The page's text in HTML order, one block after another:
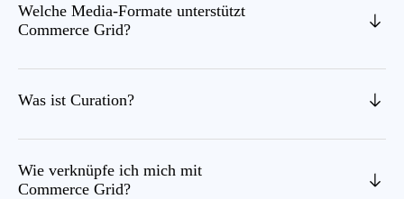
Welche Media-Formate unterstützt
Commerce Grid?
Was ist Curation?
Wie verknüpfe ich mich mit
Commerce Grid?